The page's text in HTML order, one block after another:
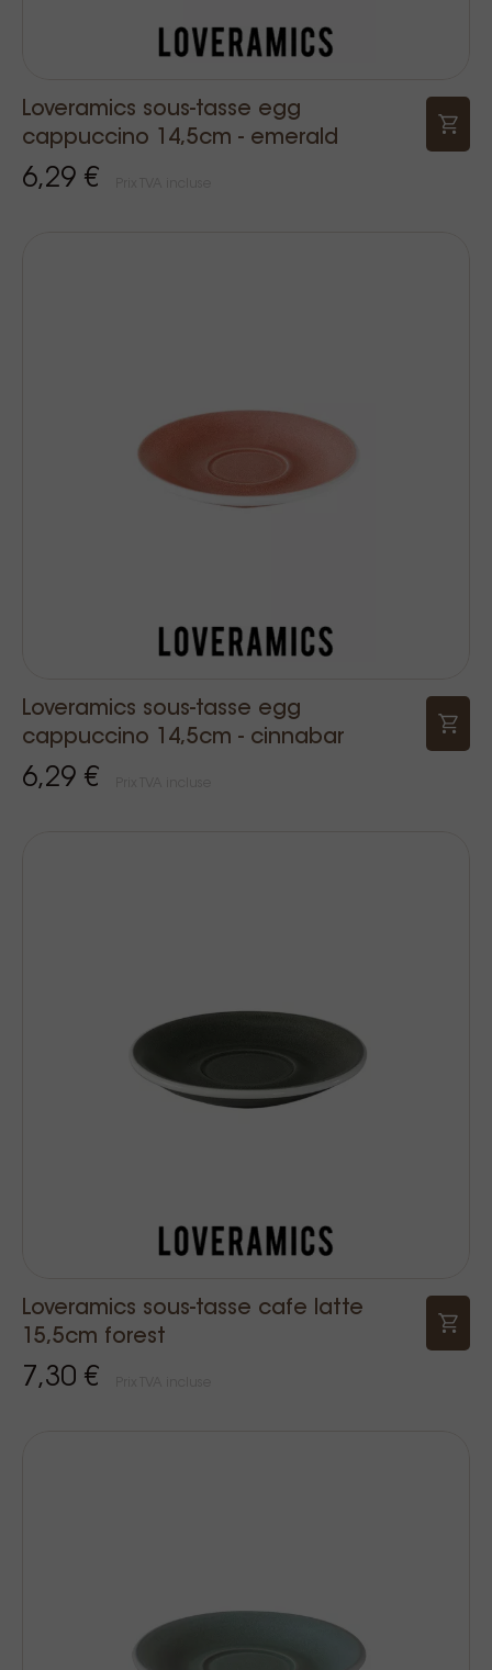
Loveramics sous-tasse egg
cappuccino 14,5cm - emerald
6,29 €
Loveramics sous-tasse egg
cappuccino 14,5cm - cinnabar
6,29 €
Loveramics sous-tasse cafe latte
15,5cm forest
7,30 €